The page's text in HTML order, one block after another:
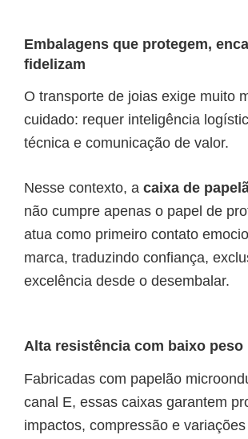
Embalagens que protegem,
fidelizam
O transporte de joias exige muito
cuidado: requer inteligência
técnica e comunicação de valor.
Nesse contexto, a caixa de
não cumpre apenas o papel de
atua como primeiro contato
marca, traduzindo confiança,
excelência desde o desembalar.
Alta resistência com baixo
Fabricadas com papelão
canal E, essas caixas garantem
impactos, compressão e